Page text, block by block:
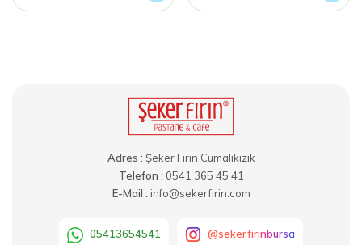
Adres : Şeker Fırın Cumalıkızık
Telefon : 0541 365 45 41
E-Mail : info@sekerfirin.com
05413654541 @sekerfirinbursa